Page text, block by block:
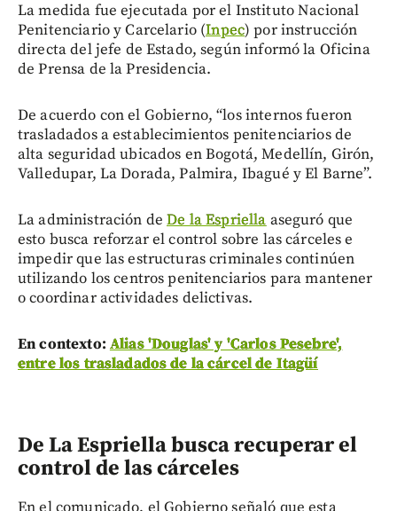
La medida fue ejecutada por el Instituto Nacional
Penitenciario y Carcelario (Inpec) por instrucción
directa del jefe de Estado, según informó la Oficina
de Prensa de la Presidencia.
De acuerdo con el Gobierno, “los internos fueron
trasladados a establecimientos penitenciarios de
alta seguridad ubicados en Bogotá, Medellín, Girón,
Valledupar, La Dorada, Palmira, Ibagué y El Barne”.
La administración deDe la Espriella aseguró que
esto busca reforzar el control sobre las cárceles e
impedir que las estructuras criminales continúen
utilizando los centros penitenciarios para mantener
o coordinar actividades delictivas.
En contexto: Alias 'Douglas' y 'Carlos Pesebre',
entre los trasladados de la cárcel de Itagüí
De La Espriella busca recuperar el
control de las cárceles